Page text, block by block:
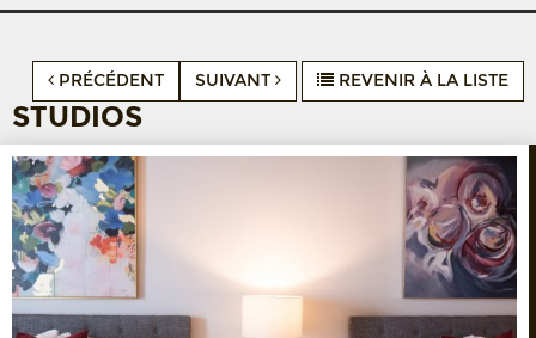
PRÉCÉDENT SUIVANT REVENIR À LA LISTE
STUDIOS